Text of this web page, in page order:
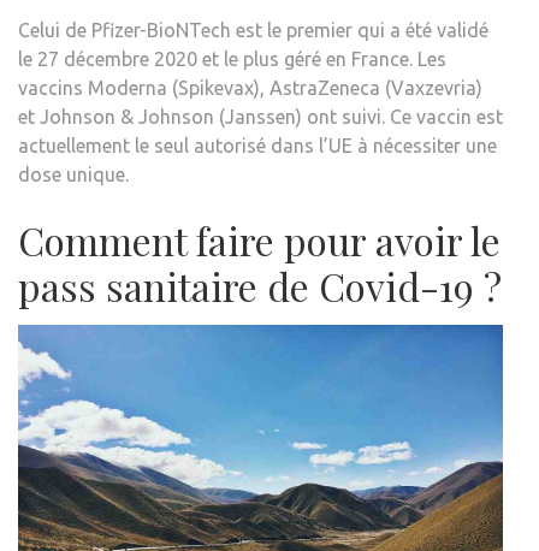
Celui de Pfizer-BioNTech est le premier qui a été validé
le 27 décembre 2020 et le plus géré en France. Les
vaccins Moderna (Spikevax), AstraZeneca (Vaxzevria)
et Johnson & Johnson (Janssen) ont suivi. Ce vaccin est
actuellement le seul autorisé dans l’UE à nécessiter une
dose unique.
Comment faire pour avoir le
pass sanitaire de Covid-19 ?